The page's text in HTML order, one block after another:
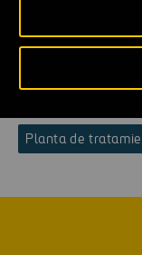
Estación de
Infraestructuras
Planta de